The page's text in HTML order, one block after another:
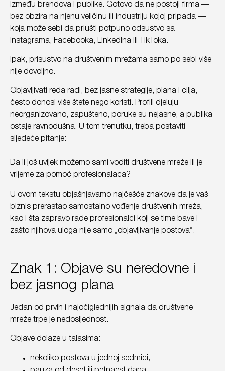
između brendova i publike. Gotovo da ne postoji firma —
bez obzira na njenu veličinu ili industriju kojoj pripada —
koja može sebi da priušti potpuno odsustvo sa
Instagrama, Facebooka, LinkedIna ili TikToka.
Ipak, prisustvo na društvenim mrežama samo po sebi više
nije dovoljno.
Objavljivati reda radi, bez jasne strategije, plana i cilja,
često donosi više štete nego koristi. Profili djeluju
neorganizovano, zapušteno, poruke su nejasne, a publika
ostaje ravnodušna. U tom trenutku, treba postaviti
sljedeće pitanje:
Da li još uvijek možemo sami voditi društvene mreže ili je
vrijeme za pomoć profesionalaca?
U ovom tekstu objašnjavamo najčešće znakove da je vaš
biznis prerastao samostalno vođenje društvenih mreža,
kao i šta zapravo rade profesionalci koji se time bave i
zašto njihova uloga nije samo „objavljivanje postova”.
Znak 1: Objave su neredovne i
bez jasnog plana
Jedan od prvih i najočiglednijih signala da društvene
mreže trpe je nedosljednost.
Objave dolaze u talasima:
nekoliko postova u jednoj sedmici,